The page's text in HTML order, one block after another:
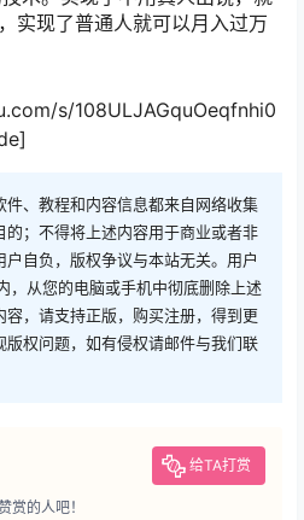
实现了普通人就可以月入过万
s/108ULJAGquOeqfnhi0
、教程和内容信息都来自网络收集
；不得将上述内容用于商业或者非
自负，版权争议与本站无关。用户
，从您的电脑或手机中彻底删除上述
容，请支持正版，购买注册，得到更
权问题，如有侵权请邮件与我们联
给TA打赏
赏的人吧！